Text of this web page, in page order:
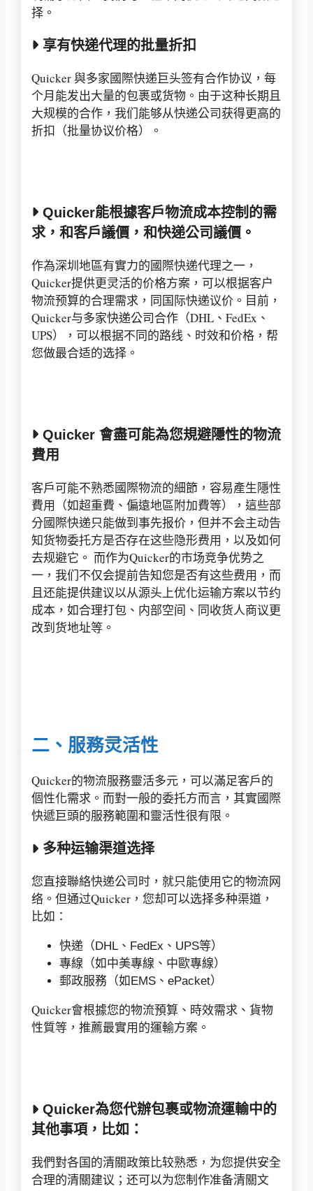
择。
享有快递代理的批量折扣
Quicker 與多家國際快递巨头签有合作协议，每
个月能发出大量的包裹或货物。由于这种长期且
大规模的合作，我们能够从快递公司获得更高的
折扣（批量协议价格）。
Quicker能根據客戶物流成本控制的需
求，和客戶議價，和快递公司議價。
作為深圳地區有實力的國際快递代理之一，
Quicker提供更灵活的价格方案，可以根据客户
物流预算的合理需求，同国际快递议价。目前，
Quicker与多家快递公司合作（DHL、FedEx、
UPS），可以根据不同的路线、时效和价格，帮
您做最合适的选择。
Quicker 會盡可能為您規避隱性的物流
費用
客戶可能不熟悉國際物流的細節，容易產生隱性
費用（如超重費、偏遠地區附加費等），這些部
分國際快递只能做到事先报价，但并不会主动告
知货物委托方是否存在这些隐形费用，以及如何
去规避它。 而作为Quicker的市场竞争优势之
一，我们不仅会提前告知您是否有这些费用，而
且还能提供建议以从源头上优化运输方案以节约
成本，如合理打包、内部空间、同收货人商议更
改到货地址等。
二、服務灵活性
Quicker的物流服務靈活多元，可以滿足客戶的
個性化需求。而對一般的委托方而言，其實國際
快遞巨頭的服務範圍和靈活性很有限。
多种运输渠道选择
您直接聯絡快递公司时，就只能使用它的物流网
络。但通过Quicker，您却可以选择多种渠道，
比如：
快递（DHL、FedEx、UPS等）
專線（如中美專線、中歐專線）
郵政服務（如EMS、ePacket）
Quicker會根據您的物流預算、時效需求、貨物
性質等，推薦最實用的運輸方案。
Quicker為您代辦包裹或物流運輸中的
其他事項，比如：
我們對各国的清關政策比较熟悉，为您提供安全
合理的清關建议；还可以为您制作准备清關文